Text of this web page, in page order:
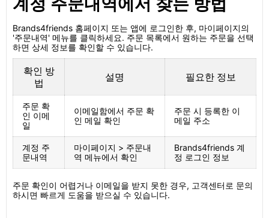
Brands4friends 홈페이지 또는 앱에 로그인한 후, 마이페이지의
'주문내역' 메뉴를 클릭하세요. 주문 목록에서 원하는 주문을 선택
하면 상세 정보를 확인할 수 있습니다.
확인 방
법
설명 필요한 정보
주문 확
인 이메
일
이메일함에서 주문 확
인 메일 확인
주문 시 등록한 이
메일 주소
계정 주
문내역
마이페이지 > 주문내
역 메뉴에서 확인
Brands4friends 계
정 로그인 정보
주문 확인이 어렵거나 이메일을 받지 못한 경우, 고객센터로 문의
하시면 빠르게 도움을 받으실 수 있습니다.